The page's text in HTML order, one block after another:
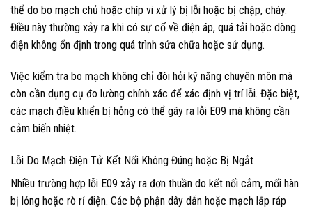
thể do bo mạch chủ hoặc chíp vi xử lý bị lỗi hoặc bị chập, cháy.
Điều này thường xảy ra khi có sự cố về điện áp, quá tải hoặc dòng
điện không ổn định trong quá trình sửa chữa hoặc sử dụng.
Việc kiểm tra bo mạch không chỉ đòi hỏi kỹ năng chuyên môn mà
còn cần dụng cụ đo lường chính xác để xác định vị trí lỗi. Đặc biệt,
các mạch điều khiển bị hỏng có thể gây ra lỗi E09 mà không cần
cảm biến nhiệt.
Lỗi Do Mạch Điện Tử Kết Nối Không Đúng hoặc Bị Ngắt
Nhiều trường hợp lỗi E09 xảy ra đơn thuần do kết nối cắm, mối hàn
bị lỏng hoặc rò rỉ điện. Các bộ phận dây dẫn hoặc mạch lắp ráp